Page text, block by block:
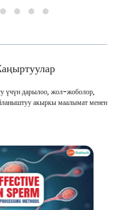
үчүн дарылоо, жол-жоболор,
акыркы маалымат менен